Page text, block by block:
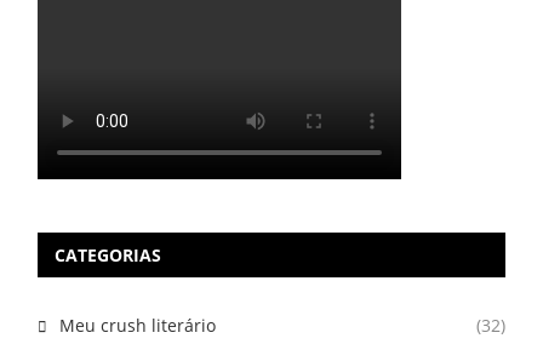
CATEGORIAS
Meu crush literário (32)